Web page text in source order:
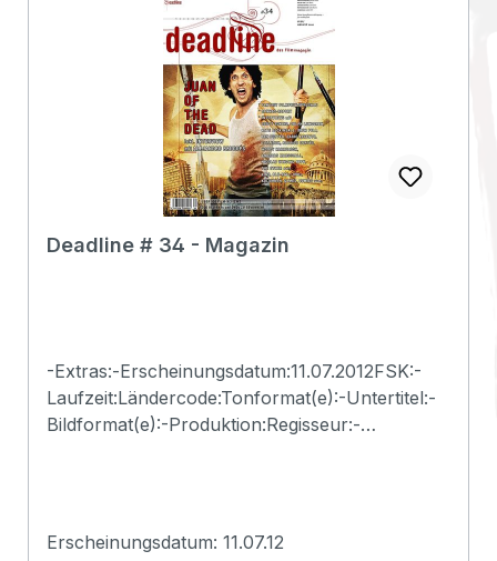
Deadline # 34 - Magazin
-Extras:-Erscheinungsdatum:11.07.2012FSK:-
Laufzeit:Ländercode:Tonformat(e):-Untertitel:-
Bildformat(e):-Produktion:Regisseur:-
Produktsicherheitsverordnung)Herstellerinform
Erscheinungsdatum: 11.07.12